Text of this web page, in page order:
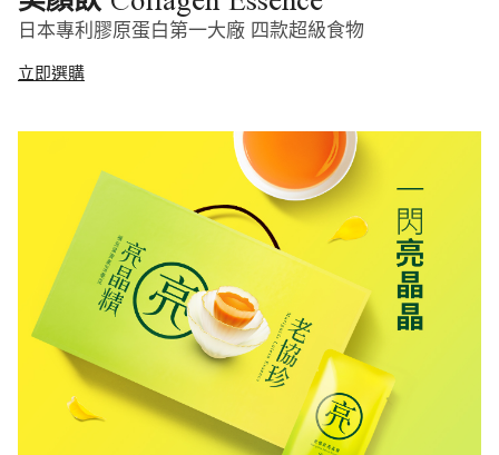
日本專利膠原蛋白第一大廠 四款超級食物
立即選購